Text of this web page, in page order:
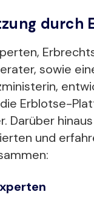
durch
sowie
Erblotse-
Darüber
und